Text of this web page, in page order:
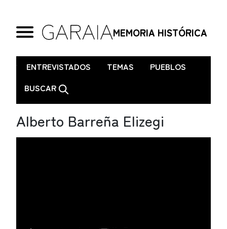
MEMORIA HISTÓRICA
. ENTREVISTADOS TEMAS
PUEBLOS
BUSCAR
Alberto Barreña Elizegi